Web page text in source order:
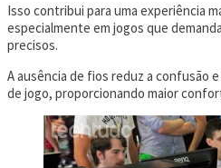
Isso contribui para uma experiência
especialmente em jogos que
precisos.
A ausência de fios reduz a confusão
de jogo, proporcionando maior